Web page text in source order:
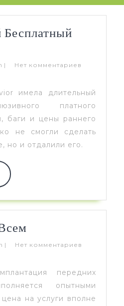
admin
| Нет комментариев
имела длительный
платного
баги и цены раннего
не смогли сделать
но и отдалили его.
ЧИТАТЬ
ДАЛЕЕ
Обо
admin
| Нет комментариев
передних
опытными
на услуги вполне